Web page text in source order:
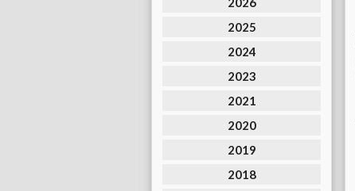
2025
2024
2023
2021
2020
2019
2018